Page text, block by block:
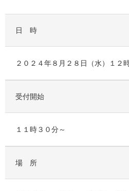
日 時
２０２４年８月２８日（水）１２
受付開始
１１時３０分～
場 所